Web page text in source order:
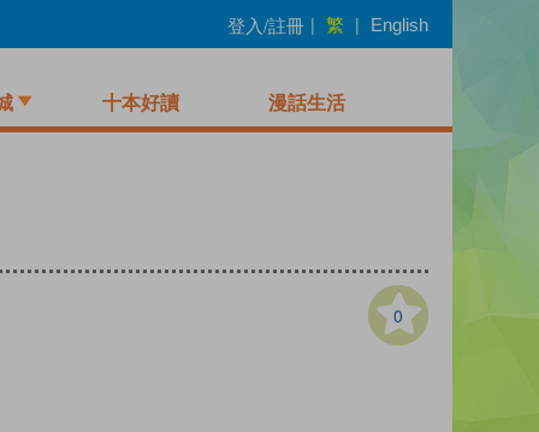
登入/註冊 | 繁 | English
十本好讀 漫話生活
0